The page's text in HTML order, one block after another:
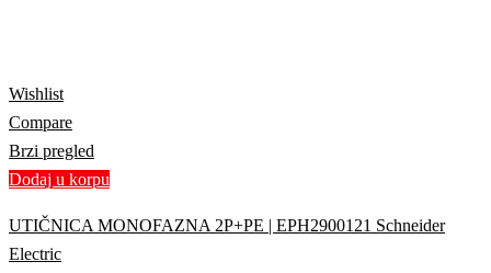
Wishlist
Compare
Brzi pregled
Dodaj u korpu
UTIČNICA MONOFAZNA 2P+PE | EPH2900121 Schneider
Electric